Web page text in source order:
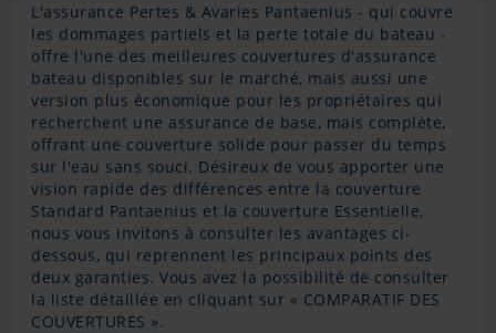
L'assurance Pertes & Avaries Pantaenius - qui couvre
les dommages partiels et la perte totale du bateau -
offre l'une des meilleures couvertures d'assurance
bateau disponibles sur le marché, mais aussi une
version plus économique pour les propriétaires qui
recherchent une assurance de base, mais complète,
offrant une couverture solide pour passer du temps
sur l'eau sans souci. Désireux de vous apporter une
vision rapide des différences entre la couverture
Standard Pantaenius et la couverture Essentielle,
nous vous invitons à consulter les avantages ci-
dessous, qui reprennent les principaux points des
deux garanties. Vous avez la possibilité de consulter
la liste détaillée en cliquant sur « COMPARATIF DES
COUVERTURES ».